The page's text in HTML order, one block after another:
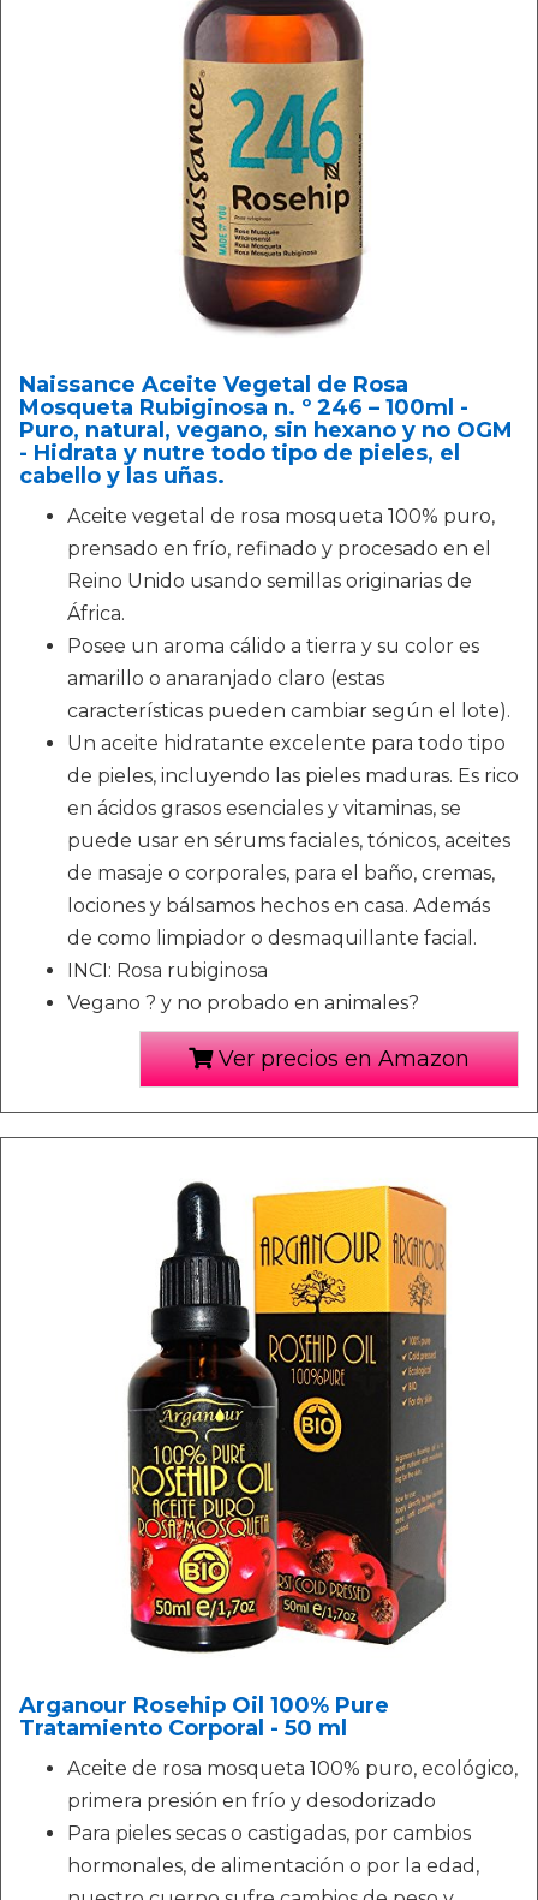
Naissance Aceite Vegetal de Rosa
Mosqueta Rubiginosa n. º 246 – 100ml -
Puro, natural, vegano, sin hexano y no OGM
- Hidrata y nutre todo tipo de pieles, el
cabello y las uñas.
Aceite vegetal de rosa mosqueta 100% puro,
prensado en frío, refinado y procesado en el
Reino Unido usando semillas originarias de
África.
Posee un aroma cálido a tierra y su color es
amarillo o anaranjado claro (estas
características pueden cambiar según el lote).
Un aceite hidratante excelente para todo tipo
de pieles, incluyendo las pieles maduras. Es rico
en ácidos grasos esenciales y vitaminas, se
puede usar en sérums faciales, tónicos, aceites
de masaje o corporales, para el baño, cremas,
lociones y bálsamos hechos en casa. Además
de como limpiador o desmaquillante facial.
INCI: Rosa rubiginosa
Vegano ? y no probado en animales?
Ver precios en Amazon
Arganour Rosehip Oil 100% Pure
Tratamiento Corporal - 50 ml
Aceite de rosa mosqueta 100% puro, ecológico,
primera presión en frío y desodorizado
Para pieles secas o castigadas, por cambios
hormonales, de alimentación o por la edad,